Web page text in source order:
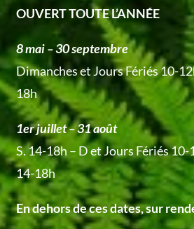
OUVERT TOUTE L’ANNÉE
8 mai – 30 septembre
Dimanches et Jours Fériés 10-
18h
1er juillet – 31 août
S. 14-18h – D et Jours Fériés 10-
14-18h
En dehors de ces dates, sur